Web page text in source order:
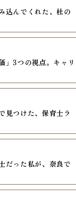
込んでくれた、杜の
」3つの視点。キャリ
見つけた、保育士ラ
だった私が、奈良で